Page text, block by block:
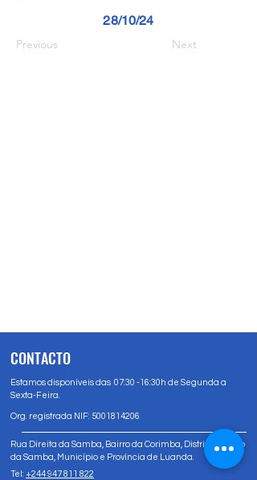
28/10/24
Previous Next
CONTACTO
Estamos disponíveis das 07:30 -16:30h de Segunda a
Sexta-Feira.
Org. registrada NIF: 5001814206
Rua Direita da Samba, Bairro da Corimba, Distrito Urbano
da Samba, Município e Província de Luanda.
Tel: +244 947 811 822